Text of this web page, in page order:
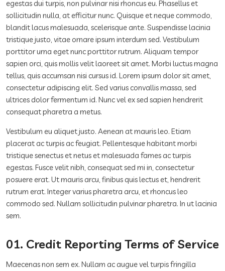
egestas dui turpis, non pulvinar nisi rhoncus eu. Phasellus et
sollicitudin nulla, at efficitur nunc. Quisque et neque commodo,
blandit lacus malesuada, scelerisque ante. Suspendisse lacinia
tristique justo, vitae ornare ipsum interdum sed. Vestibulum
porttitor urna eget nunc porttitor rutrum. Aliquam tempor
sapien orci, quis mollis velit laoreet sit amet. Morbi luctus magna
tellus, quis accumsan nisi cursus id. Lorem ipsum dolor sit amet,
consectetur adipiscing elit. Sed varius convallis massa, sed
ultrices dolor fermentum id. Nunc vel ex sed sapien hendrerit
consequat pharetra a metus.
Vestibulum eu aliquet justo. Aenean at mauris leo. Etiam
placerat ac turpis ac feugiat. Pellentesque habitant morbi
tristique senectus et netus et malesuada fames ac turpis
egestas. Fusce velit nibh, consequat sed mi in, consectetur
posuere erat. Ut mauris arcu, finibus quis lectus et, hendrerit
rutrum erat. Integer varius pharetra arcu, et rhoncus leo
commodo sed. Nullam sollicitudin pulvinar pharetra. In ut lacinia
sem.
01. Credit Reporting Terms of Service
Maecenas non sem ex. Nullam ac augue vel turpis fringilla